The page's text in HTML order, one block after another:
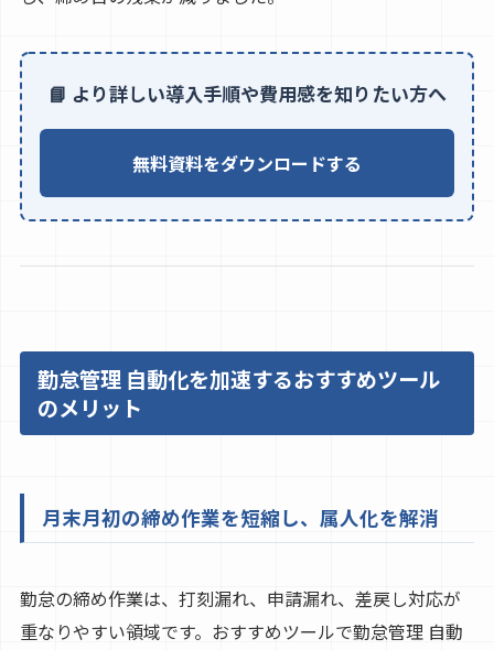
📘 より詳しい導入手順や費用感を知りたい方へ
無料資料をダウンロードする
勤怠管理 自動化を加速するおすすめツール
のメリット
月末月初の締め作業を短縮し、属人化を解消
勤怠の締め作業は、打刻漏れ、申請漏れ、差戻し対応が
重なりやすい領域です。おすすめツールで勤怠管理 自動